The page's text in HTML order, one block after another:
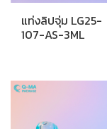
แท่งลิปจุ่ม LG25-
107-AS-3ML